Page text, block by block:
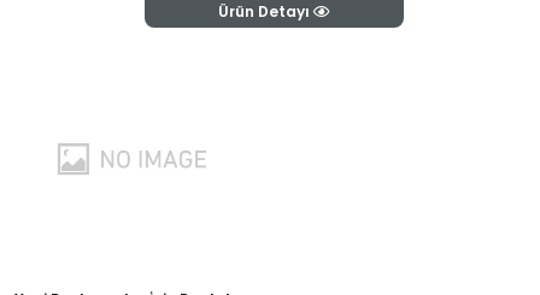
Ürün Detayı